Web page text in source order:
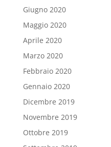
Giugno 2020
Maggio 2020
Aprile 2020
Marzo 2020
Febbraio 2020
Gennaio 2020
Dicembre 2019
Novembre 2019
Ottobre 2019